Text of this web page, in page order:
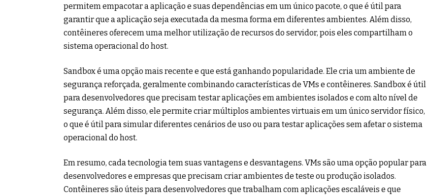
permitem empacotar a aplicação e suas dependências em um único pacote, o que é útil para
garantir que a aplicação seja executada da mesma forma em diferentes ambientes. Além disso,
contêineres oferecem uma melhor utilização de recursos do servidor, pois eles compartilham o
sistema operacional do host.
Sandbox é uma opção mais recente e que está ganhando popularidade. Ele cria um ambiente de
segurança reforçada, geralmente combinando características de VMs e contêineres. Sandbox é útil
para desenvolvedores que precisam testar aplicações em ambientes isolados e com alto nível de
segurança. Além disso, ele permite criar múltiplos ambientes virtuais em um único servidor físico,
o que é útil para simular diferentes cenários de uso ou para testar aplicações sem afetar o sistema
operacional do host.
Em resumo, cada tecnologia tem suas vantagens e desvantagens. VMs são uma opção popular para
desenvolvedores e empresas que precisam criar ambientes de teste ou produção isolados.
Contêineres são úteis para desenvolvedores que trabalham com aplicações escaláveis e que